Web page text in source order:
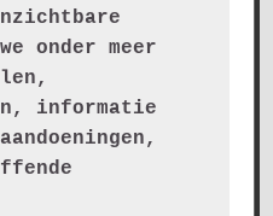
onder meer
informatie